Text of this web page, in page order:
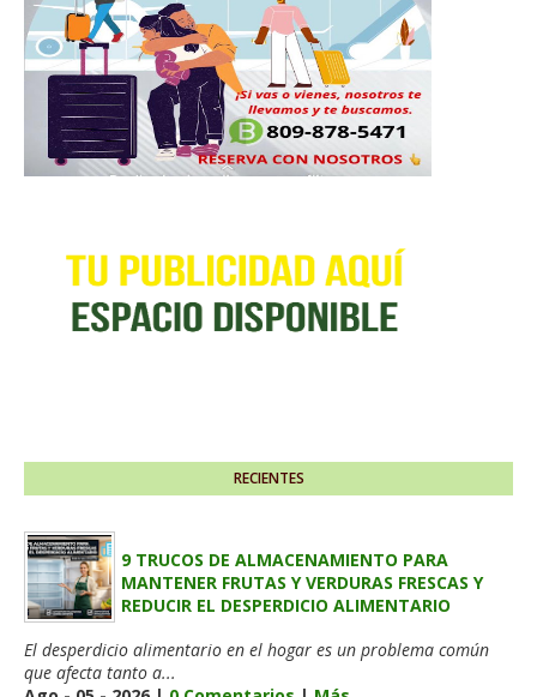
RECIENTES
9 TRUCOS DE ALMACENAMIENTO PARA
MANTENER FRUTAS Y VERDURAS FRESCAS Y
REDUCIR EL DESPERDICIO ALIMENTARIO
El desperdicio alimentario en el hogar es un problema común
que afecta tanto a...